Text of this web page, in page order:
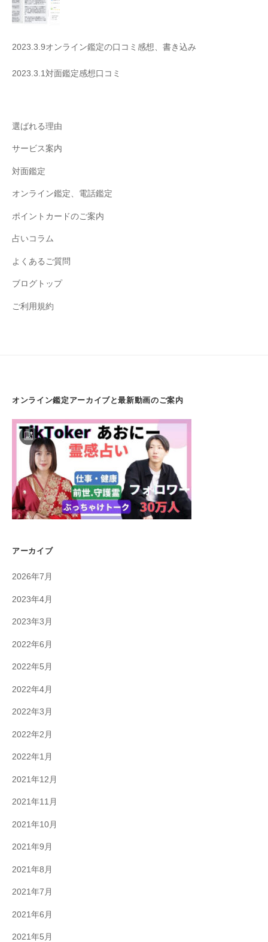
2023.3.9オンライン鑑定の口コミ感想、書き込み
2023.3.1対面鑑定感想口コミ
選ばれる理由
サービス案内
対面鑑定
オンライン鑑定、電話鑑定
ポイントカードのご案内
占いコラム
よくあるご質問
ブログトップ
ご利用規約
オンライン鑑定アーカイブと最新動画のご案内
アーカイブ
2026年7月
2023年4月
2023年3月
2022年6月
2022年5月
2022年4月
2022年3月
2022年2月
2022年1月
2021年12月
2021年11月
2021年10月
2021年9月
2021年8月
2021年7月
2021年6月
2021年5月